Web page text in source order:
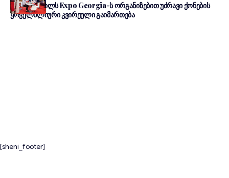
26-28 აპრილს Expo Georgia-ს ორგანიზებით უძრავი ქონების
ყოველწლიური კვირეული გაიმართება
[sheni_footer]